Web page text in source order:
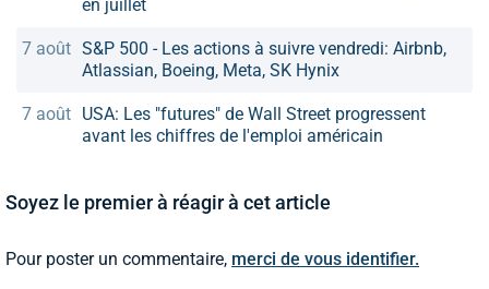
en juillet
7 août S&P 500 - Les actions à suivre vendredi: Airbnb,
Atlassian, Boeing, Meta, SK Hynix
7 août USA: Les "futures" de Wall Street progressent
avant les chiffres de l'emploi américain
Soyez le premier à réagir à cet article
Pour poster un commentaire, merci de vous identifier.